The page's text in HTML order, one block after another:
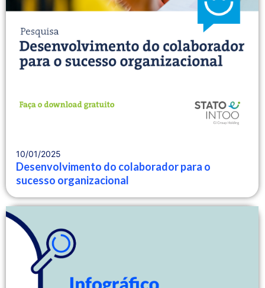
10/01/2025
Desenvolvimento do colaborador para o
sucesso organizacional